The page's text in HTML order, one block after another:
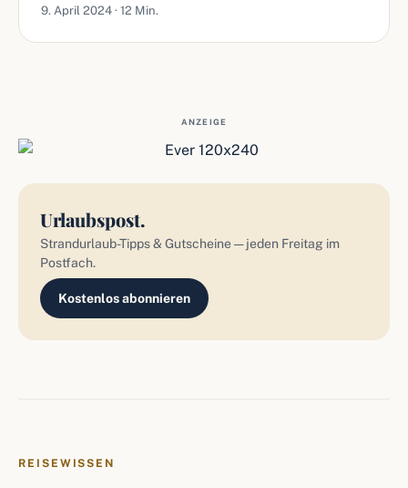
9. April 2024 · 12 Min.
ANZEIGE
Urlaubspost.
Strandurlaub-Tipps & Gutscheine — jeden Freitag im
Postfach.
Kostenlos abonnieren
REISEWISSEN